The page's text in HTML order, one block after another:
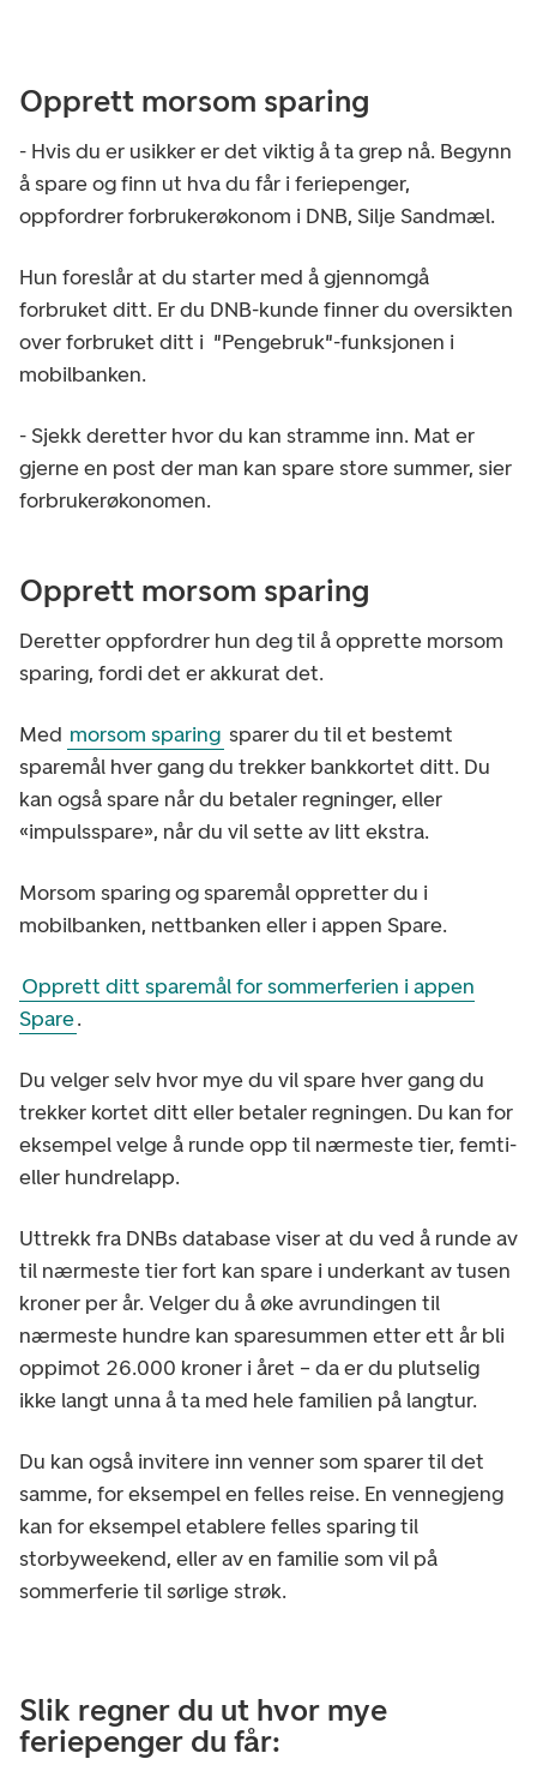
Opprett morsom sparing
- Hvis du er usikker er det viktig å ta grep nå. Begynn
å spare og finn ut hva du får i feriepenger,
oppfordrer forbrukerøkonom i DNB, Silje Sandmæl.
Hun foreslår at du starter med å gjennomgå
forbruket ditt. Er du DNB-kunde finner du oversikten
over forbruket ditt i "Pengebruk"-funksjonen i
mobilbanken.
- Sjekk deretter hvor du kan stramme inn. Mat er
gjerne en post der man kan spare store summer, sier
forbrukerøkonomen.
Opprett morsom sparing
Deretter oppfordrer hun deg til å opprette morsom
sparing, fordi det er akkurat det.
Med morsom sparing sparer du til et bestemt
sparemål hver gang du trekker bankkortet ditt. Du
kan også spare når du betaler regninger, eller
«impulsspare», når du vil sette av litt ekstra.
Morsom sparing og sparemål oppretter du i
mobilbanken, nettbanken eller i appen Spare.
Opprett ditt sparemål for sommerferien i appen
Spare.
Du velger selv hvor mye du vil spare hver gang du
trekker kortet ditt eller betaler regningen. Du kan for
eksempel velge å runde opp til nærmeste tier, femti-
eller hundrelapp.
Uttrekk fra DNBs database viser at du ved å runde av
til nærmeste tier fort kan spare i underkant av tusen
kroner per år. Velger du å øke avrundingen til
nærmeste hundre kan sparesummen etter ett år bli
oppimot 26.000 kroner i året – da er du plutselig
ikke langt unna å ta med hele familien på langtur.
Du kan også invitere inn venner som sparer til det
samme, for eksempel en felles reise. En vennegjeng
kan for eksempel etablere felles sparing til
storbyweekend, eller av en familie som vil på
sommerferie til sørlige strøk.
Slik regner du ut hvor mye
feriepenger du får: